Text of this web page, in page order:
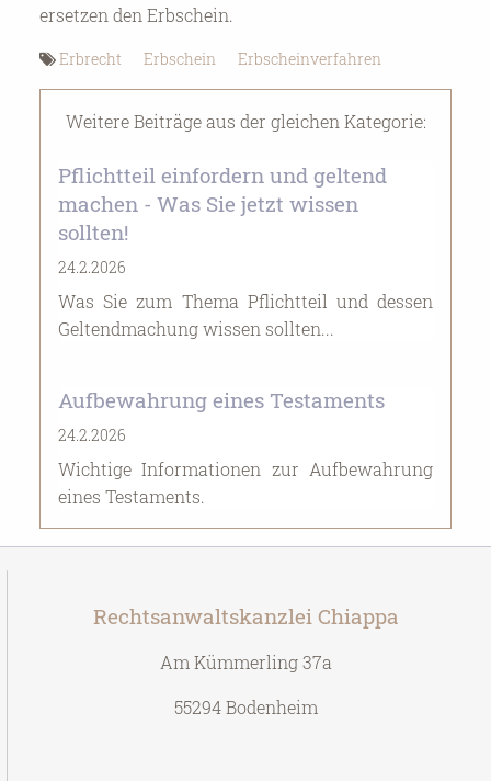
ersetzen den Erbschein.
Erbrecht Erbschein Erbscheinverfahren
Weitere Beiträge aus der gleichen Kategorie:
Pflichtteil einfordern und geltend
machen - Was Sie jetzt wissen
sollten!
24.2.2026
Was Sie zum Thema Pflichtteil und dessen
Geltendmachung wissen sollten...
Aufbewahrung eines Testaments
24.2.2026
Wichtige Informationen zur Aufbewahrung
eines Testaments.
Rechtsanwaltskanzlei Chiappa
Am Kümmerling 37a
55294 Bodenheim